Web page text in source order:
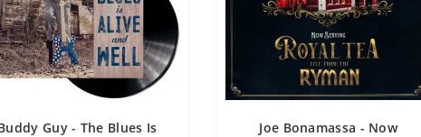
Guy - The Blues Is
Joe Bonamassa - Now